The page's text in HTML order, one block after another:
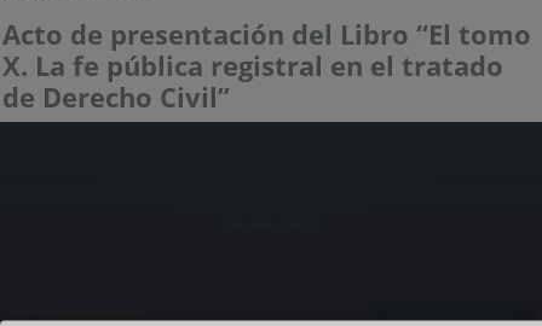
Acto de presentación del Libro “El tomo
X. La fe pública registral en el tratado
de Derecho Civil”